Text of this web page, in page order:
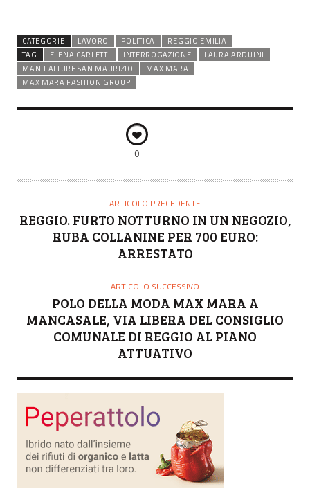
CATEGORIE LAVORO POLITICA
REGGIO EMILIA
TAG
ELENA CARLETTI INTERROGAZIONE
LAURA ARDUINI
MANIFATTURE SAN MAURIZIO
MAX MARA
MAX MARA FASHION GROUP
0
ARTICOLO PRECEDENTE
REGGIO. FURTO NOTTURNO IN UN NEGOZIO,
RUBA COLLANINE PER 700 EURO:
ARRESTATO
ARTICOLO SUCCESSIVO
POLO DELLA MODA MAX MARA A
MANCASALE, VIA LIBERA DEL CONSIGLIO
COMUNALE DI REGGIO AL PIANO
ATTUATIVO